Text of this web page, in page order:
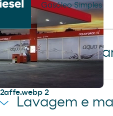
Gasóleo Simples
Lojas,
Cafetaria Restaurante
Lavagem e